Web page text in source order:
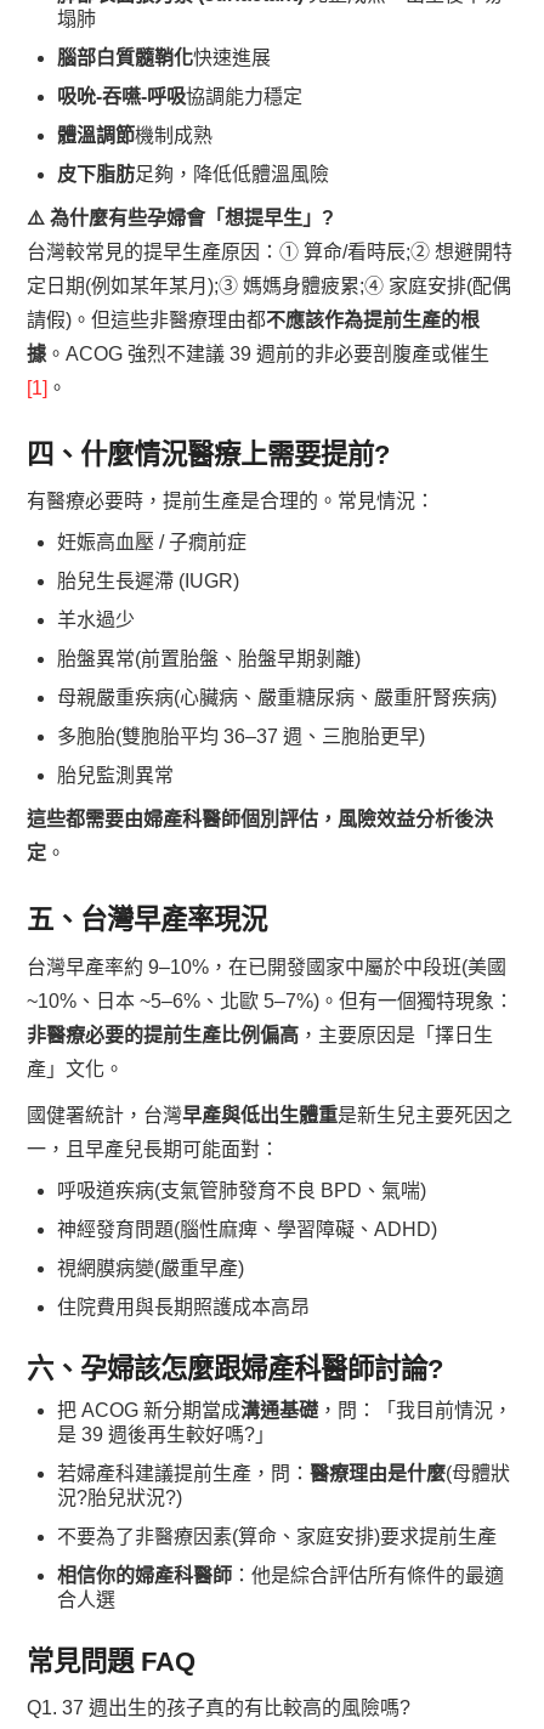
塌肺
腦部白質髓鞘化快速進展
吸吮-吞嚥-呼吸協調能力穩定
體溫調節機制成熟
皮下脂肪足夠，降低低體溫風險
⚠️ 為什麼有些孕婦會「想提早生」?
台灣較常見的提早生產原因：① 算命/看時辰;② 想避開特
定日期(例如某年某月);③ 媽媽身體疲累;④ 家庭安排(配偶
請假)。但這些非醫療理由都不應該作為提前生產的根
據 。ACOG 強烈不建議 39 週前的非必要剖腹產或催生
[1] 。
四、什麼情況醫療上需要提前?
有醫療必要時，提前生產是合理的。常見情況：
妊娠高血壓 / 子癇前症
胎兒生長遲滯 (IUGR)
羊水過少
胎盤異常(前置胎盤、胎盤早期剝離)
母親嚴重疾病(心臟病、嚴重糖尿病、嚴重肝腎疾病)
多胞胎(雙胞胎平均 36–37 週、三胞胎更早)
胎兒監測異常
這些都需要由婦產科醫師個別評估，風險效益分析後決
定 。
五、台灣早產率現況
台灣早產率約 9–10%，在已開發國家中屬於中段班(美國
~10%、日本 ~5–6%、北歐 5–7%)。但有一個獨特現象：
非醫療必要的提前生產比例偏高 ，主要原因是「擇日生
產」文化。
國健署統計，台灣早產與低出生體重是新生兒主要死因之
一，且早產兒長期可能面對：
呼吸道疾病(支氣管肺發育不良 BPD、氣喘)
神經發育問題(腦性麻痺、學習障礙、ADHD)
視網膜病變(嚴重早產)
住院費用與長期照護成本高昂
六、孕婦該怎麼跟婦產科醫師討論?
把 ACOG 新分期當成溝通基礎 ，問：「我目前情況，
是 39 週後再生較好嗎?」
若婦產科建議提前生產，問：醫療理由是什麼(母體狀
況?胎兒狀況?)
不要為了非醫療因素(算命、家庭安排)要求提前生產
相信你的婦產科醫師 ：他是綜合評估所有條件的最適
合人選
常見問題 FAQ
Q1. 37 週出生的孩子真的有比較高的風險嗎?